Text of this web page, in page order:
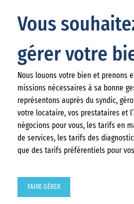
Vous
gérer votre
Nous louons votre bien et prenons
missions nécessaires à sa bonne
représentons auprès du syndic,
votre locataire, vos prestataires et
négocions pour vous, les tarifs en
de services, les tarifs des
que des tarifs préférentiels pour
FAIRE GÉRER